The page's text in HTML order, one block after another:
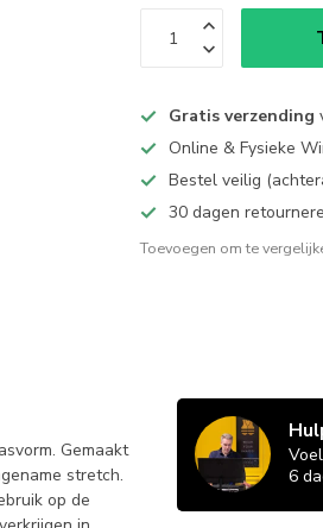
Gratis verzending
Online & Fysieke
Bestel veilig
30 dagen
Toevoegen om te
Gemaakt
stretch.
op de
6